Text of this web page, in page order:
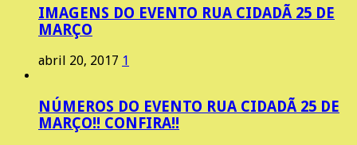
IMAGENS DO EVENTO RUA CIDADÃ 25 DE
MARÇO
abril 20, 2017 1
NÚMEROS DO EVENTO RUA CIDADÃ 25 DE
MARÇO!! CONFIRA!!